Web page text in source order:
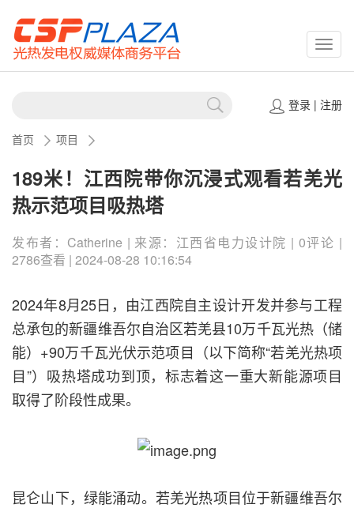
登录| 注册
首页 项目
189米！江西院带你沉浸式观看若羌光
热示范项目吸热塔
发布者：Catherine | 来源：江西省电力设计院 | 0评论 |
2786查看 | 2024-08-28 10:16:54
2024年8月25日，由江西院自主设计开发并参与工程
总承包的新疆维吾尔自治区若羌县10万千瓦光热（储
能）+90万千瓦光伏示范项目（以下简称“若羌光热项
目”）吸热塔成功到顶，标志着这一重大新能源项目
取得了阶段性成果。
昆仑山下，绿能涌动。若羌光热项目位于新疆维吾尔